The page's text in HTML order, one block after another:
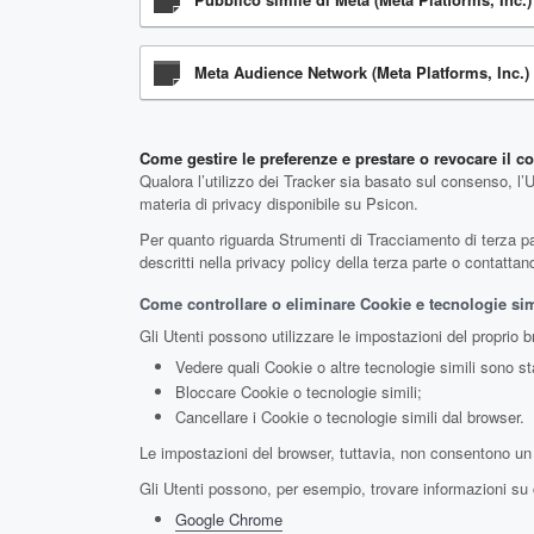
Meta Audience Network (Meta Platforms, Inc.)
Come gestire le preferenze e prestare o revocare il
Qualora l’utilizzo dei Tracker sia basato sul consenso,
materia di privacy disponibile su Psicon.
Per quanto riguarda Strumenti di Tracciamento di terza
descritti nella privacy policy della terza parte o
Come controllare o eliminare Cookie e tecnologie
Gli Utenti possono utilizzare le impostazioni del proprio
Vedere quali Cookie o altre tecnologie simili sono
Bloccare Cookie o tecnologie simili;
Cancellare i Cookie o tecnologie simili dal browser.
Le impostazioni del browser, tuttavia, non consentono
Gli Utenti possono, per esempio, trovare informazioni
Google Chrome